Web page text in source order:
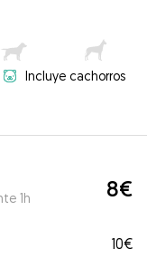
Incluye cachorros
1h 8€
10€